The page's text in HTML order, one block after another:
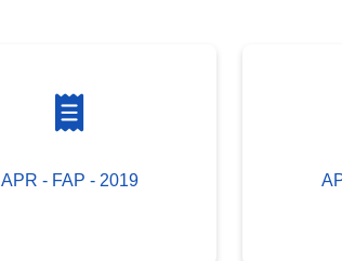
APR - FAP - 2019